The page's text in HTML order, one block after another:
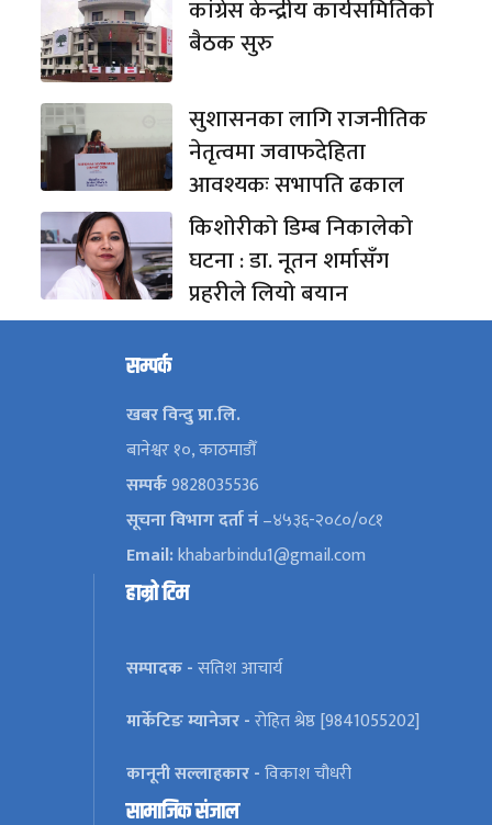
कांग्रेस केन्द्रीय कार्यसमितिको
बैठक सुरु
सुशासनका लागि राजनीतिक
नेतृत्वमा जवाफदेहिता
आवश्यकः सभापति ढकाल
किशोरीको डिम्ब निकालेको
घटना : डा. नूतन शर्मासँग
प्रहरीले लियो बयान
सम्पर्क
खबर विन्दु प्रा.लि.
बानेश्वर १०, काठमाडौँ
सम्पर्क9828035536
सूचना विभाग दर्ता नं–४५३६-२०८०/०८१
Email:khabarbindu1@gmail.com
हाम्रो टिम
सम्पादक -सतिश आचार्य
मार्केटिङ म्यानेजर -रोहित श्रेष्ठ [9841055202]
कानूनी सल्लाहकार -विकाश चौधरी
सामाजिक संजाल